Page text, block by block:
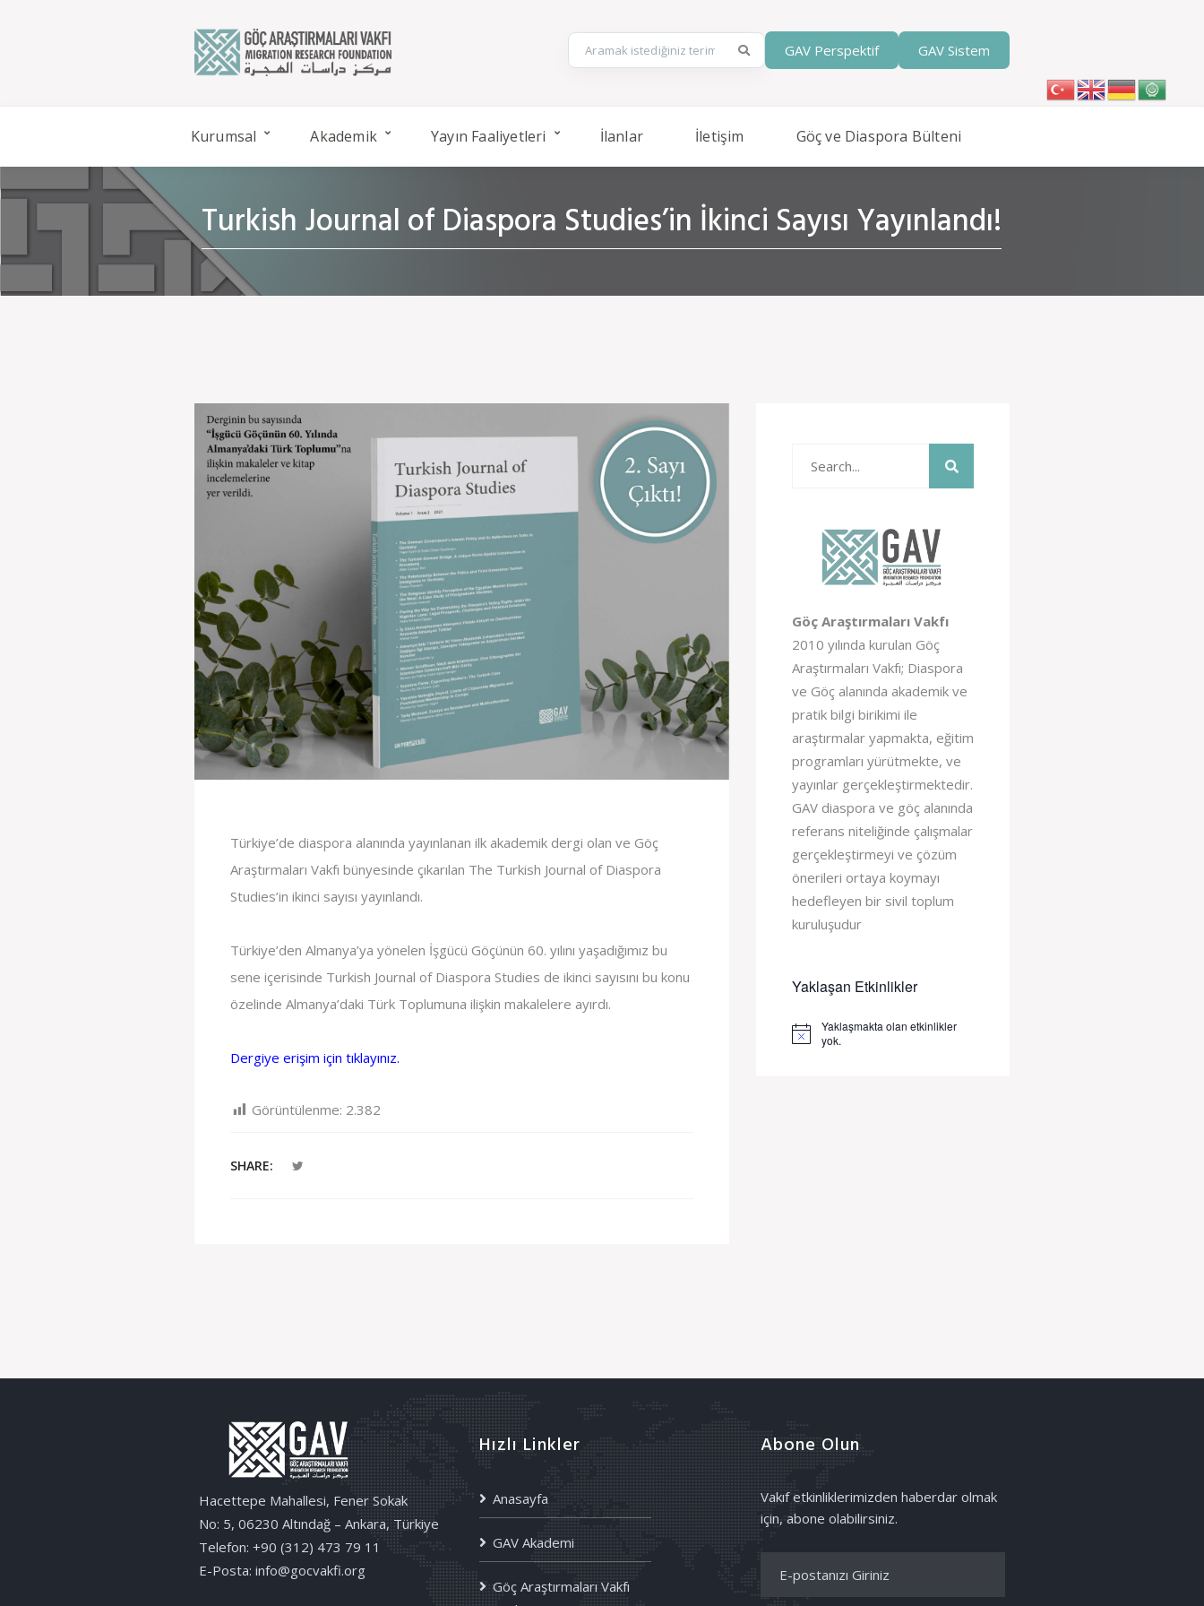
GAV Perspektif GAV Sistem
Kurumsal Akademik Yayın Faaliyetleri İlanlar İletişim Göç ve Diaspora Bülteni
Turkish Journal of Diaspora Studies’in İkinci Sayısı Yayınlandı!
Türkiye’de diaspora alanında yayınlanan ilk akademik dergi olan ve Göç
Araştırmaları Vakfı bünyesinde çıkarılan The Turkish Journal of Diaspora
Studies’in ikinci sayısı yayınlandı.
Türkiye’den Almanya’ya yönelen İşgücü Göçünün 60. yılını yaşadığımız bu
sene içerisinde Turkish Journal of Diaspora Studies de ikinci sayısını bu konu
özelinde Almanya’daki Türk Toplumuna ilişkin makalelere ayırdı.
Dergiye erişim için tıklayınız.
Görüntülenme: 2.382
SHARE:
Göç Araştırmaları Vakfı
2010 yılında kurulan Göç
Araştırmaları Vakfı; Diaspora
ve Göç alanında akademik ve
pratik bilgi birikimi ile
araştırmalar yapmakta, eğitim
programları yürütmekte, ve
yayınlar gerçekleştirmektedir.
GAV diaspora ve göç alanında
referans niteliğinde çalışmalar
gerçekleştirmeyi ve çözüm
önerileri ortaya koymayı
hedefleyen bir sivil toplum
kuruluşudur
Yaklaşan Etkinlikler
Notice
Yaklaşmakta olan etkinlikler
yok.
Hacettepe Mahallesi, Fener Sokak
No: 5, 06230 Altındağ – Ankara, Türkiye
Telefon: +90 (312) 473 79 11
E-Posta: info@gocvakfi.org
Hızlı Linkler
Anasayfa
GAV Akademi
Göç Araştırmaları Vakfı
Abone Olun
Vakıf etkinliklerimizden haberdar olmak
için, abone olabilirsiniz.